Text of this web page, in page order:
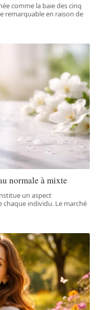
comme la baie des cinq
remarquable en raison de
normale à mixte
un aspect
individu. Le marché